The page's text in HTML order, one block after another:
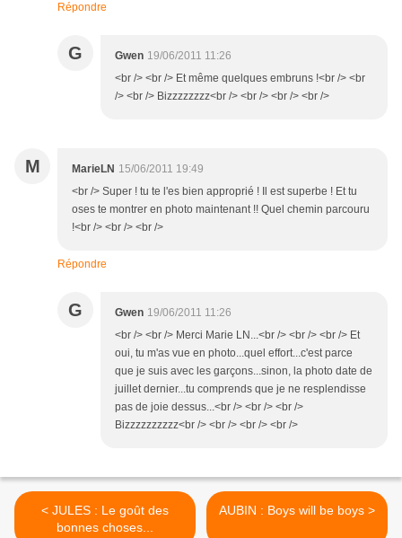
Répondre
G Gwen 19/06/2011 11:26
<br /> <br /> Et même quelques embruns !<br /> <br
/> <br /> Bizzzzzzzz<br /> <br /> <br /> <br />
M MarieLN 15/06/2011 19:49
<br /> Super ! tu te l'es bien approprié ! Il est superbe ! Et tu
oses te montrer en photo maintenant !! Quel chemin parcouru
!<br /> <br /> <br />
Répondre
G Gwen 19/06/2011 11:26
<br /> <br /> Merci Marie LN...<br /> <br /> <br /> Et
oui, tu m'as vue en photo...quel effort...c'est parce
que je suis avec les garçons...sinon, la photo date de
juillet dernier...tu comprends que je ne resplendisse
pas de joie dessus...<br /> <br /> <br />
Bizzzzzzzzzz<br /> <br /> <br /> <br />
< JULES : Le goût des
bonnes choses...
AUBIN : Boys will be boys >